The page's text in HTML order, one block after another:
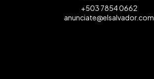
+503 7854 0662
anunciate@elsalvador.com